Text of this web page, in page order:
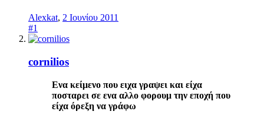
Alexkat, 2 Ιουνίου 2011
#1
cornilios
Ενα κείμενο που ειχα γραψει και είχα
ποσταρει σε ενα αλλο φορουμ την εποχή που
είχα όρεξη να γράφω